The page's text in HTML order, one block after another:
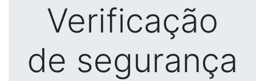
Verificação
de segurança